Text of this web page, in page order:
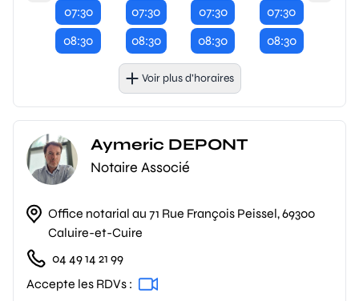
07:30
08:30
07:30
08:30
07:30
08:30
07:30
08:30
Voir plus d’horaires
Aymeric DEPONT
Notaire Associé
Office notarial au 71 Rue François Peissel, 69300
Caluire-et-Cuire
04 49 14 21 99
Accepte les RDVs :